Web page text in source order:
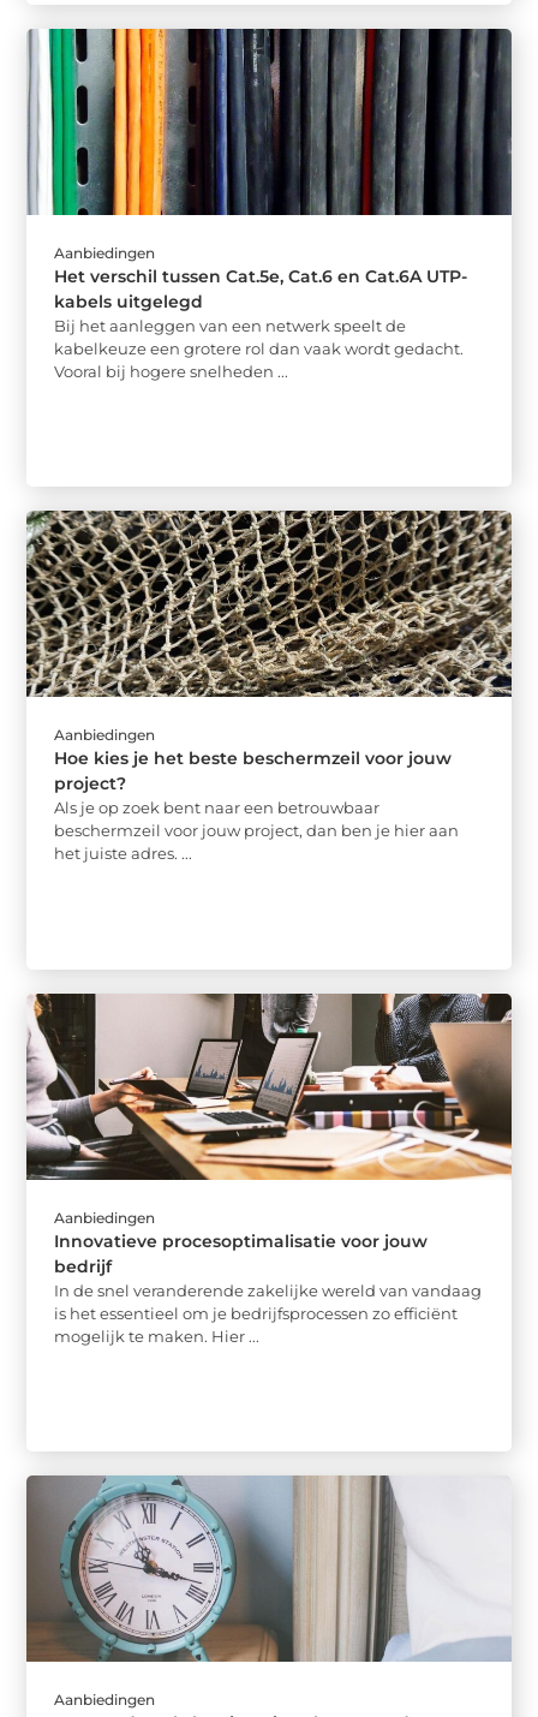
Aanbiedingen
Het verschil tussen Cat.5e, Cat.6 en Cat.6A UTP-
kabels uitgelegd
Bij het aanleggen van een netwerk speelt de
kabelkeuze een grotere rol dan vaak wordt gedacht.
Vooral bij hogere snelheden ...
Aanbiedingen
Hoe kies je het beste beschermzeil voor jouw
project?
Als je op zoek bent naar een betrouwbaar
beschermzeil voor jouw project, dan ben je hier aan
het juiste adres. ...
Aanbiedingen
Innovatieve procesoptimalisatie voor jouw
bedrijf
In de snel veranderende zakelijke wereld van vandaag
is het essentieel om je bedrijfsprocessen zo efficiënt
mogelijk te maken. Hier ...
Aanbiedingen